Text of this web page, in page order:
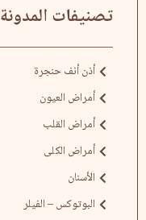
تصنيفات المدونة
أذن أنف حنجرة
أمراض العيون
أمراض القلب
أمراض الكلى
الأسنان
البوتوكس – الفيلر